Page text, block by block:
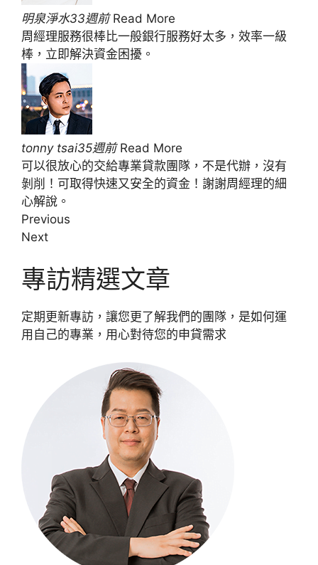
明泉淨水33週前Read More
周經理服務很棒比一般銀行服務好太多，效率一級
棒，立即解決資金困擾。
tonny tsai35週前Read More
可以很放心的交給專業貸款團隊，不是代辦，沒有
剝削！可取得快速又安全的資金！謝謝周經理的細
心解說。
Previous
Next
專訪精選文章
定期更新專訪，讓您更了解我們的團隊，是如何運
用自己的專業，用心對待您的申貸需求